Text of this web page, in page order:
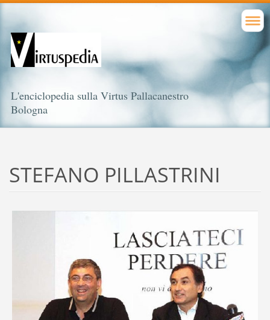
L'enciclopedia sulla Virtus Pallacanestro
Bologna
STEFANO PILLASTRINI